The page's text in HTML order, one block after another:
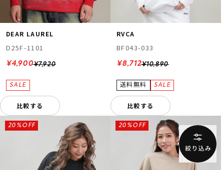
DEAR LAUREL
D25F-1101
¥7,920
¥4,900
比較する
RVCA
BF043-033
¥10,890
¥8,712
比較する
20%OFF 20%OFF